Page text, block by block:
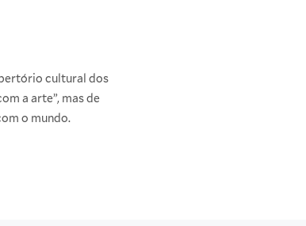
cultural dos
a arte”, mas de
o mundo.